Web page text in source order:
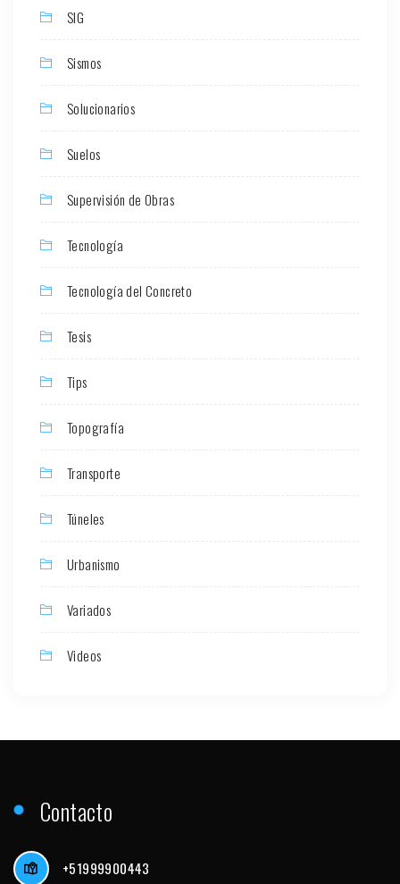
SIG
Sismos
Solucionarios
Suelos
Supervisión de Obras
Tecnología
Tecnología del Concreto
Tesis
Tips
Topografía
Transporte
Túneles
Urbanismo
Variados
Videos
Contacto
+51999900443